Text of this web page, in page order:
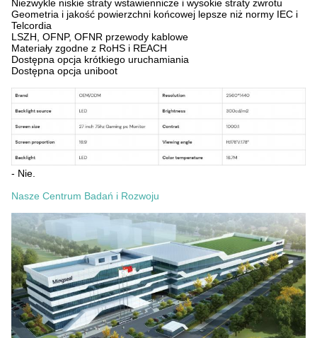
Niezwykle niskie straty wstawiennicze i wysokie straty zwrotu
Geometria i jakość powierzchni końcowej lepsze niż normy IEC i
Telcordia
LSZH, OFNP, OFNR przewody kablowe
Materiały zgodne z RoHS i REACH
Dostępna opcja krótkiego uruchamiania
Dostępna opcja uniboot
- Nie.
Nasze Centrum Badań i Rozwoju